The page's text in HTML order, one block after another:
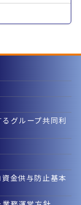
グループ共同利
金供与防止基本